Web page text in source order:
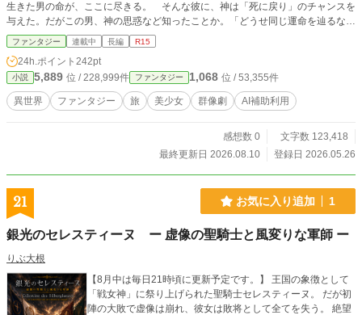
生きた男の命が、ここに尽きる。 そんな彼に、神は「死に戻り」のチャンスを
与えた。だがこの男、神の思惑など知ったことか。「どうせ同じ運命を辿るな
ら」とやりたい放題。 真面目に生きることを放棄し、欲望のまま、気の向くま
ま、滅茶苦茶に振る舞い始める。 振り回されるのは、両親を始め、かつての
師匠。 もう一度出会った最愛の彼女。 そして彼に関わる周りの人々。 しか
し、彼のその「ズレた」行動こそが、世界の運命そのものを、少しずつ書き換え
ていることを——神すらも、まだ知らない。
ファンタジー 連載中 長編 R15
24h.ポイント 242pt
小説 5,889 位 / 228,999件 ファンタジー 1,068 位 / 53,355件
異世界 ファンタジー 旅 美少女 群像劇 AI補助利用
感想数 0
文字数 123,418
最終更新日 2026.08.10
登録日 2026.05.26
21 お気に入り追加 1
銀光のセレスティーヌ ー 虚像の聖騎士と風変りな軍師 ー
りぶ大根
【8月中は毎日21時頃に更新予定です。】 王国の象徴として
「戦女神」に祭り上げられた聖騎士セレスティーヌ。 だが初
陣の大敗で虚像は崩れ、彼女は敗将として全てを失う。 絶望